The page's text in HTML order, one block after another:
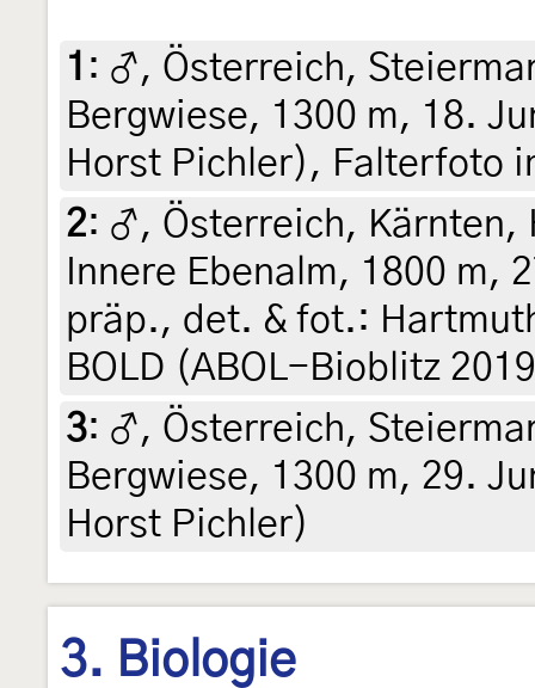
1 : ♂, Österreich,
Bergwiese, 1300 m, 18.
Horst Pichler), Falterfoto
2: ♂, Österreich,
Innere Ebenalm, 1800 m,
präp., det. & fot.:
BOLD (ABOL-Bioblitz
3: ♂, Österreich,
Bergwiese, 1300 m, 29.
Horst Pichler)
3. Biologie